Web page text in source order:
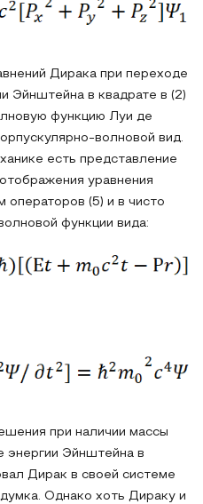
Дирака при переходе
Эйнштейна в квадрате в (2)
функцию Луи де
волновой вид.
есть представление
уравнения
операторов (5) и в чисто
функции вида:
при наличии массы
энергии Эйнштейна в
Дирак в своей системе
Однако хоть Дираку и